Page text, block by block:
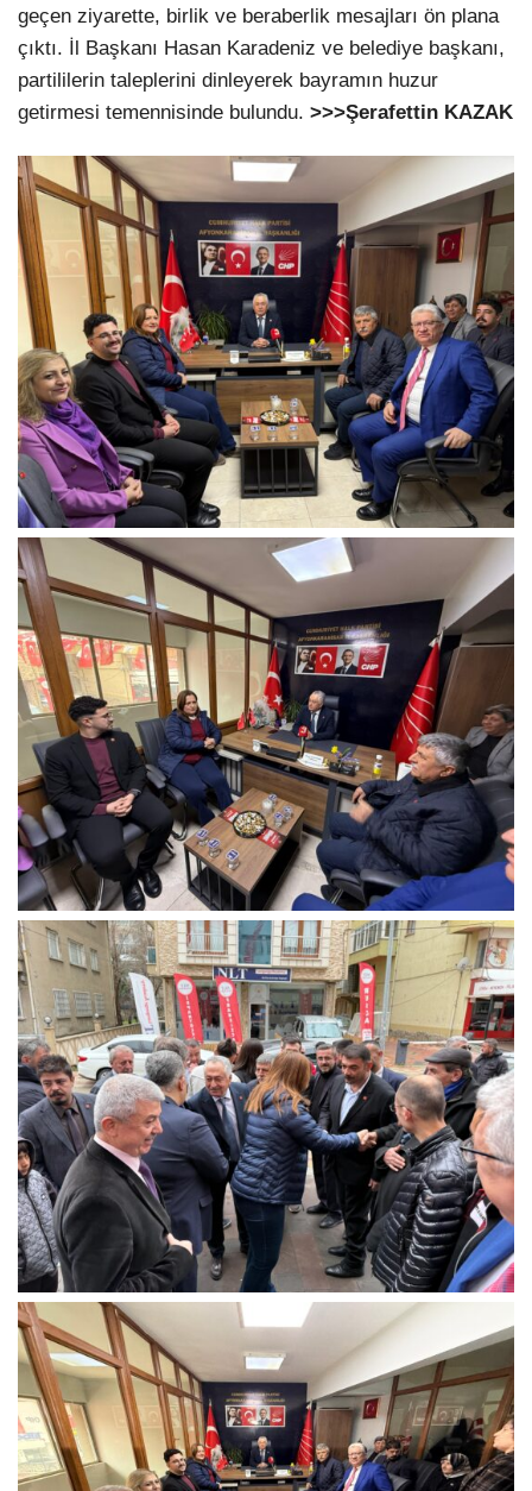
geçen ziyarette, birlik ve beraberlik mesajları ön plana
çıktı. İl Başkanı Hasan Karadeniz ve belediye başkanı,
partililerin taleplerini dinleyerek bayramın huzur
getirmesi temennisinde bulundu. >>>Şerafettin KAZAK